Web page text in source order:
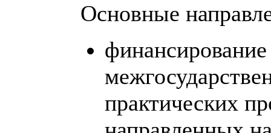
Основные
практических